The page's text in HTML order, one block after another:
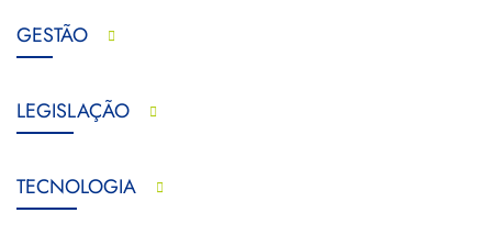
GESTÃO
LEGISLAÇÃO
TECNOLOGIA